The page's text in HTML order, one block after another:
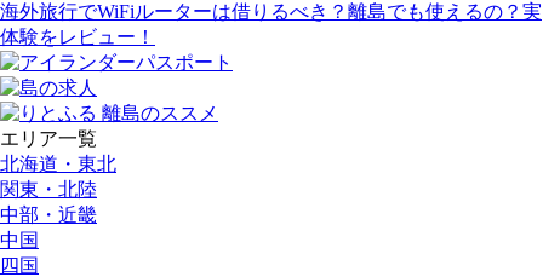
海外旅行でWiFiルーターは借りるべき？離島でも使えるの？実
体験をレビュー！
エリア一覧
北海道・東北
関東・北陸
中部・近畿
中国
四国